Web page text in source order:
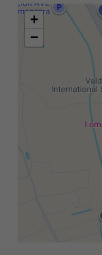
+
−